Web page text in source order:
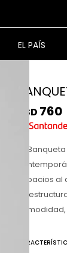
EL PAÍS
USD 760
La
espacios
Su